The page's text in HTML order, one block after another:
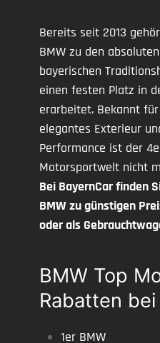
Bereits seit 2013
BMW zu den
bayerischen
einen festen Platz in
erarbeitet. Bekannt
elegantes Exterieur
Performance ist der
Motorsportwelt nicht
Bei BayernCar finden
BMW zu günstigen
oder als
BMW Top
Rabatten
1er BMW